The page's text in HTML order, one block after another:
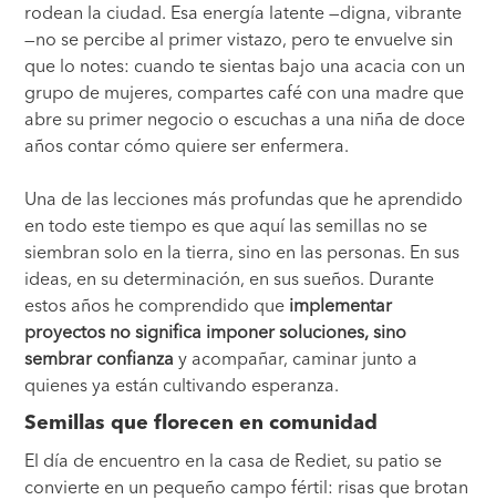
rodean la ciudad. Esa energía latente —digna, vibrante
—no se percibe al primer vistazo, pero te envuelve sin
que lo notes: cuando te sientas bajo una acacia con un
grupo de mujeres, compartes café con una madre que
abre su primer negocio o escuchas a una niña de doce
años contar cómo quiere ser enfermera.
Una de las lecciones más profundas que he aprendido
en todo este tiempo es que aquí las semillas no se
siembran solo en la tierra, sino en las personas. En sus
ideas, en su determinación, en sus sueños. Durante
estos años he comprendido que implementar
proyectos no significa imponer soluciones, sino
sembrar confianza y acompañar, caminar junto a
quienes ya están cultivando esperanza.
Semillas que florecen en comunidad
El día de encuentro en la casa de Rediet, su patio se
convierte en un pequeño campo fértil: risas que brotan